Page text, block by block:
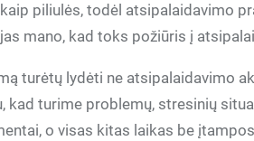
piliulės, todėl atsipalaidavimo
mano, kad toks požiūris į
turėtų lydėti ne atsipalaidavimo
kad turime problemų, stresinių
o visas kitas laikas be